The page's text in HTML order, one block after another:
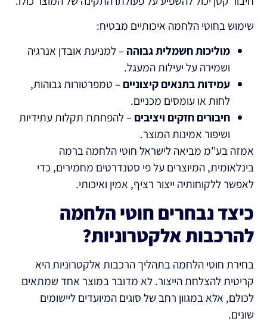
שימוש בחוטי הלחמה איכותיים מבטיח:
מוליכות חשמלית גבוהה– למניעת אובדן אנרגיה
ושמירה על יעילות המעגל.
עמידות בתנאים קיצוניים– טמפרטורות גבוהות,
לחות או עומסים מכניים.
חיבורים חזקים ויציבים– להפחתת תקלות עתידיות
ושיפור אמינות המוצר.
אמזה בע"מ מביאה לישראל חוטי הלחמה ברמה
בינלאומית, המיוצרים על פי סטנדרטים מחמירים, כדי
לאפשר ללקוחותיה ייצור רציף, אמין ואיכותי.
כיצד נבחרים חוטי הלחמה
להרכבות אלקטרוניות?
בחירת חוטי הלחמה בתהליך הרכבות אלקטרוניות היא
קריטית להצלחת הייצור. לא מדובר במוצר אחד שמתאים
לכולם, אלא במגוון רחב של סוגים המיועדים ליישומים
שונים.